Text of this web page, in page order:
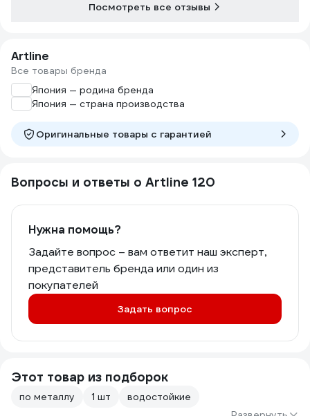
Посмотреть все отзывы
Artline
Все товары бренда
Япония — родина бренда
Япония — страна производства
Оригинальные товары c гарантией
Вопросы и ответы о Artline 120
Нужна помощь?
Задайте вопрос – вам ответит наш эксперт,
представитель бренда или один из
покупателей
Задать вопрос
Этот товар из подборок
по металлу 1 шт
водостойкие